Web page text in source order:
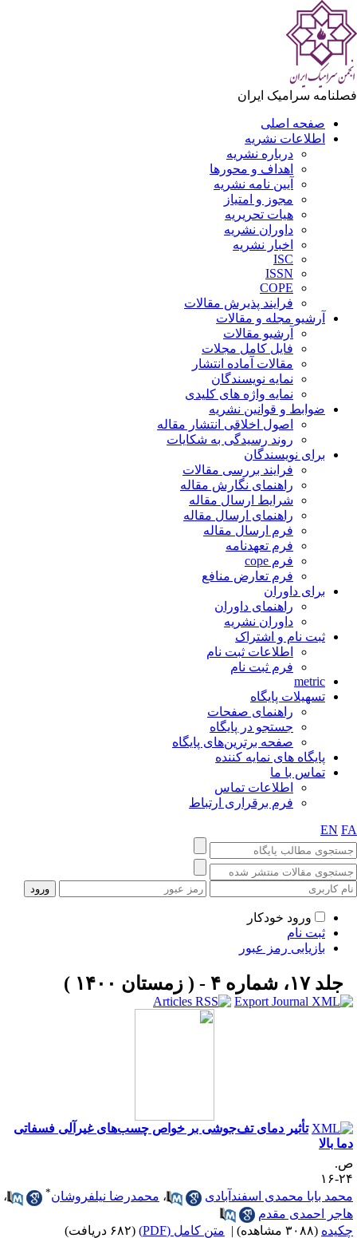
سرامیک ایران
صفحه اصلی
اطلاعات نشریه
درباره نشریه
اهداف و محورها
آیین نامه نشریه
مجوز و امتیاز
هیات تحریریه
داوران نشریه
اخبار نشریه
ISC
ISSN
COPE
فرایند پذیرش مقالات
آرشیو مجله و مقالات
آرشیو مقالات
فایل کامل مجلات
مقالات آماده انتشار
نمایه نویسندگان
نمایه واژه های کلیدی
ضوابط و قوانین نشریه
اصول اخلاقی انتشار مقاله
روند رسیدگی به شکایات
برای نویسندگان
فرایند بررسی مقالات
راهنمای نگارش مقاله
شرایط ارسال مقاله
راهنمای ارسال مقاله
فرم ارسال مقاله
فرم تعهدنامه
فرم cope
فرم تعارض منافع
برای داوران
راهنمای داوران
داوران نشریه
ثبت نام و اشتراک
اطلاعات ثبت نام
فرم ثبت نام
metric
تسهیلات پایگاه
راهنمای صفحات
جستجو در پایگاه
صفحه برترین‌های پایگاه
پایگاه های نمایه کننده
تماس با ما
اطلاعات تماس
فرم برقراری ارتباط
EN
ورود خودکار
ثبت نام
بازیابی رمز عبور
جلد ۱۷، شماره ۴ - ( زمستان ۱۴۰۰ )
تأثیر دمای تف‌جوشی بر خواص چسب‌های غیرآلی فسفاتی
بالا
۱۶
بابا محمدی اسفندآبادی
،محمدرضا نیلفروشان *
،
احمدی مقدم
(۳۰۸۸ مشاهده) | متن کامل (PDF) (۶۸۲ دریافت)